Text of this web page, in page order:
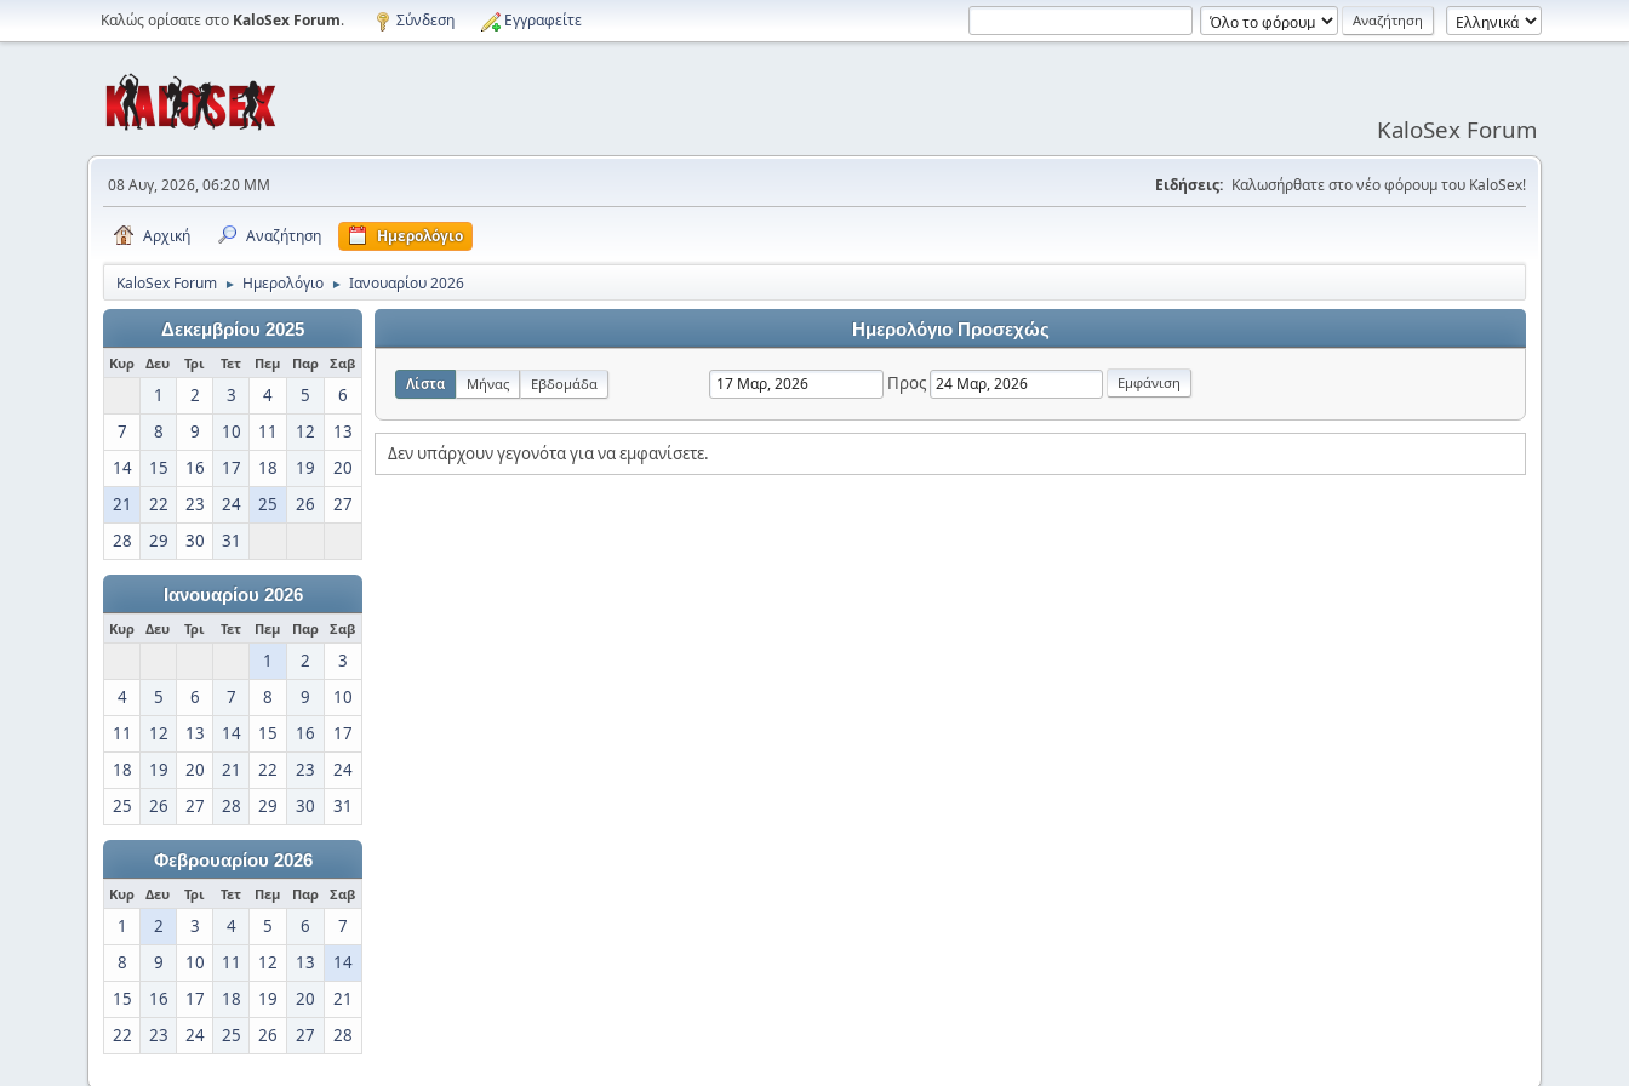
Καλώς ορίσατε στο KaloSex Forum. Σύνδεση Εγγραφείτε
KaloSex Forum
08 Αυγ, 2026, 06:20 ΜΜ Ειδήσεις: Καλωσήρθατε στο νέο φόρουμ του KaloSex!
Αρχική Αναζήτηση Ημερολόγιο
KaloSex Forum ► Ημερολόγιο ► Ιανουαρίου 2026
Δεκεμβρίου 2025
Κυρ Δευ Τρι Τετ Πεμ Παρ Σαβ
1 2 3 4 5
6
7
8 9 10 11 12
13
14
15 16 17 18 19
20
21
22 23 24 25 26
27
28
29 30 31
Ιανουαρίου 2026
Κυρ Δευ Τρι Τετ Πεμ Παρ Σαβ
1 2
3
4
5 6 7 8 9
10
11
12 13 14 15 16
17
18
19 20 21 22 23
24
25
26 27 28 29 30 31
Φεβρουαρίου 2026
Κυρ Δευ Τρι Τετ Πεμ Παρ Σαβ
1 2 3 4 5 6
7
8
9 10 11 12 13
14
15
16 17 18 19 20
21
22
23 24 25 26 27 28
Ημερολόγιο Προσεχώς
Λίστα Μήνας Εβδομάδα Προς
Δεν υπάρχουν γεγονότα για να εμφανίσετε.